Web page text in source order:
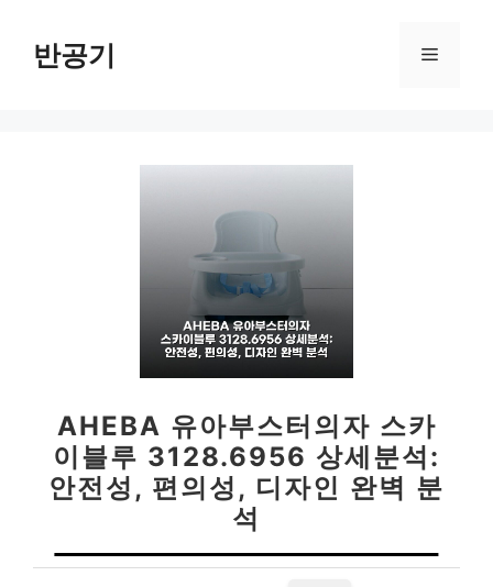
반공기 메
AHEBA 유아부스터의자 스카
이블루 3128.6956 상세분석:
안전성, 편의성, 디자인 완벽 분
석